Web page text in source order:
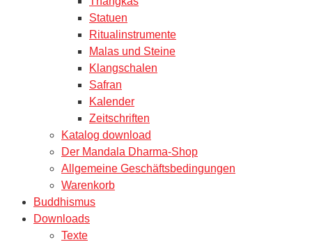
Statuen
Ritualinstrumente
Malas und Steine
Klangschalen
Safran
Kalender
Zeitschriften
Katalog download
Der Mandala Dharma-Shop
Allgemeine Geschäftsbedingungen
Warenkorb
Buddhismus
Downloads
Texte